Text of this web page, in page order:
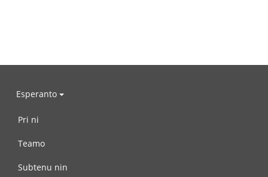
Esperanto
Pri ni
Teamo
Subtenu nin